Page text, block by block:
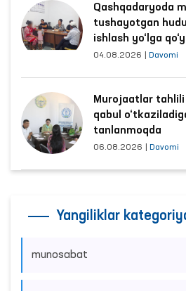
Qashqadaryoda
tushayotgan
ishlash yo‘lga
04.08.2026 Davomi
Murojaatlar
qabul
tanlanmoqda
06.08.2026 Davomi
Yangiliklar
munosabat